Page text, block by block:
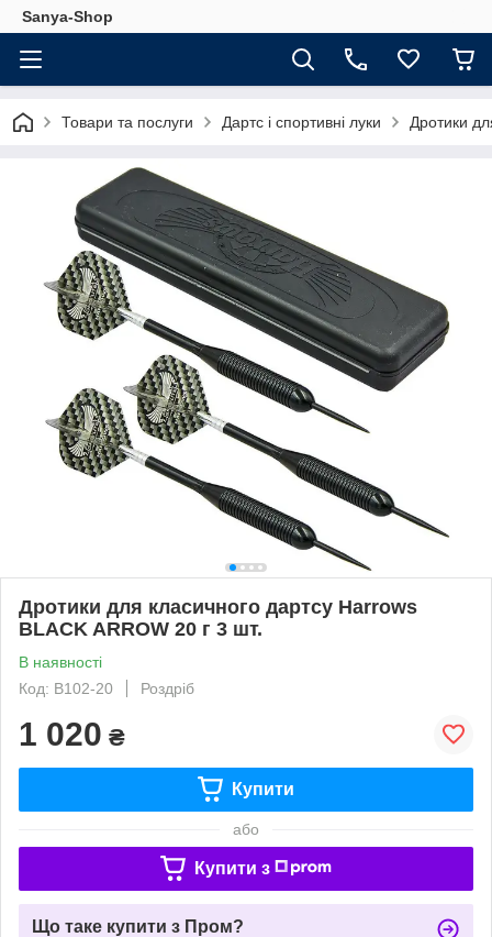
Sanya-Shop
Товари та послуги Дартс і спортивні луки Дротики
Дротики для класичного дартсу Harrows
BLACK ARROW 20 г 3 шт.
В наявності
Код: B102-20
Роздріб
1 020 ₴
Купити
або
Купити з
Що таке купити з Пром?